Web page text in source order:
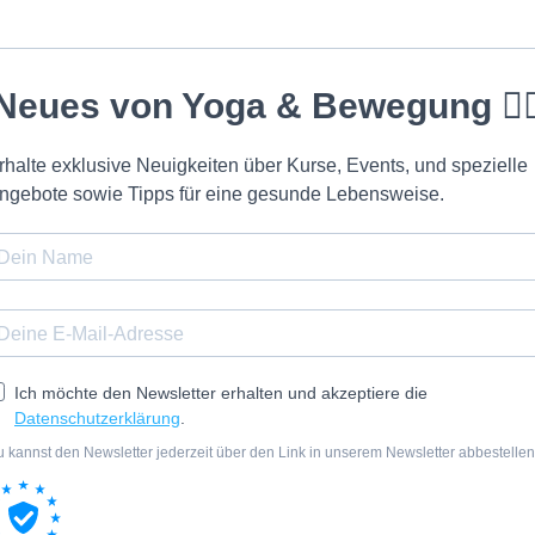
von Yoga & Bewegung
exklusive Neuigkeiten über Kurse, Events, und spezielle
sowie Tipps für eine gesunde Lebensweise.
Ich möchte den Newsletter erhalten und akzeptiere die
Datenschutzerklärung
kannst den Newsletter jederzeit über den Link in unserem Newsletter